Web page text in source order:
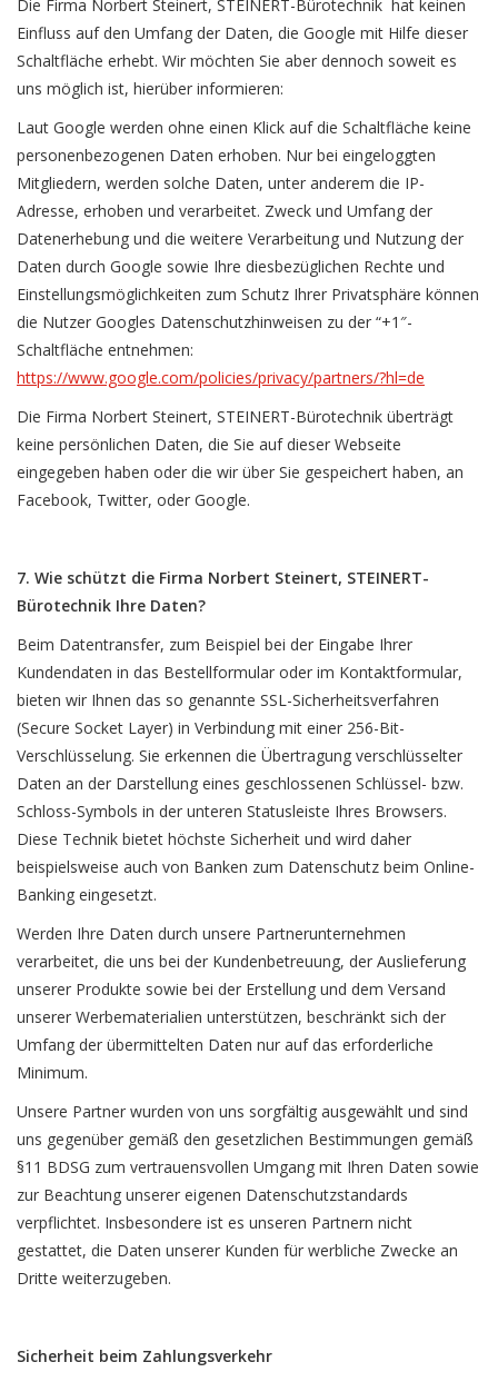
Die Firma Norbert Steinert, STEINERT-Bürotechnik hat keinen
Einfluss auf den Umfang der Daten, die Google mit Hilfe dieser
Schaltfläche erhebt. Wir möchten Sie aber dennoch soweit es
uns möglich ist, hierüber informieren:
Laut Google werden ohne einen Klick auf die Schaltfläche keine
personenbezogenen Daten erhoben. Nur bei eingeloggten
Mitgliedern, werden solche Daten, unter anderem die IP-
Adresse, erhoben und verarbeitet. Zweck und Umfang der
Datenerhebung und die weitere Verarbeitung und Nutzung der
Daten durch Google sowie Ihre diesbezüglichen Rechte und
Einstellungsmöglichkeiten zum Schutz Ihrer Privatsphäre können
die Nutzer Googles Datenschutzhinweisen zu der “+1″-
Schaltfläche entnehmen:
https://www.google.com/policies/privacy/partners/?hl=de
Die Firma Norbert Steinert, STEINERT-Bürotechnik überträgt
keine persönlichen Daten, die Sie auf dieser Webseite
eingegeben haben oder die wir über Sie gespeichert haben, an
Facebook, Twitter, oder Google.
7. Wie schützt die Firma Norbert Steinert, STEINERT-
Bürotechnik Ihre Daten?
Beim Datentransfer, zum Beispiel bei der Eingabe Ihrer
Kundendaten in das Bestellformular oder im Kontaktformular,
bieten wir Ihnen das so genannte SSL-Sicherheitsverfahren
(Secure Socket Layer) in Verbindung mit einer 256-Bit-
Verschlüsselung. Sie erkennen die Übertragung verschlüsselter
Daten an der Darstellung eines geschlossenen Schlüssel- bzw.
Schloss-Symbols in der unteren Statusleiste Ihres Browsers.
Diese Technik bietet höchste Sicherheit und wird daher
beispielsweise auch von Banken zum Datenschutz beim Online-
Banking eingesetzt.
Werden Ihre Daten durch unsere Partnerunternehmen
verarbeitet, die uns bei der Kundenbetreuung, der Auslieferung
unserer Produkte sowie bei der Erstellung und dem Versand
unserer Werbematerialien unterstützen, beschränkt sich der
Umfang der übermittelten Daten nur auf das erforderliche
Minimum.
Unsere Partner wurden von uns sorgfältig ausgewählt und sind
uns gegenüber gemäß den gesetzlichen Bestimmungen gemäß
§11 BDSG zum vertrauensvollen Umgang mit Ihren Daten sowie
zur Beachtung unserer eigenen Datenschutzstandards
verpflichtet. Insbesondere ist es unseren Partnern nicht
gestattet, die Daten unserer Kunden für werbliche Zwecke an
Dritte weiterzugeben.
Sicherheit beim Zahlungsverkehr